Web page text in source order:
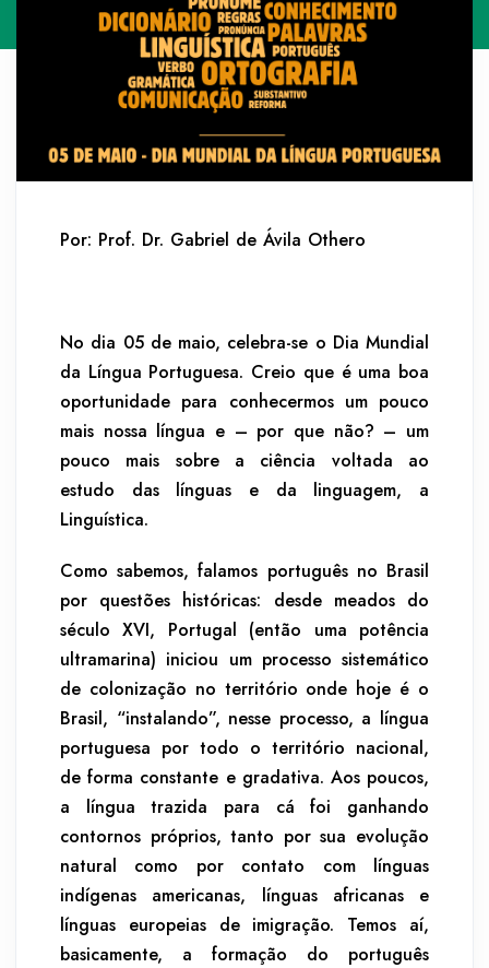
Por: Prof. Dr. Gabriel de Ávila Othero
No dia 05 de maio, celebra-se o Dia Mundial
da Língua Portuguesa. Creio que é uma boa
oportunidade para conhecermos um pouco
mais nossa língua e – por que não? – um
pouco mais sobre a ciência voltada ao
estudo das línguas e da linguagem, a
Linguística.
Como sabemos, falamos português no Brasil
por questões históricas: desde meados do
século XVI, Portugal (então uma potência
ultramarina) iniciou um processo sistemático
de colonização no território onde hoje é o
Brasil, “instalando”, nesse processo, a língua
portuguesa por todo o território nacional,
de forma constante e gradativa. Aos poucos,
a língua trazida para cá foi ganhando
contornos próprios, tanto por sua evolução
natural como por contato com línguas
indígenas americanas, línguas africanas e
línguas europeias de imigração. Temos aí,
basicamente, a formação do português